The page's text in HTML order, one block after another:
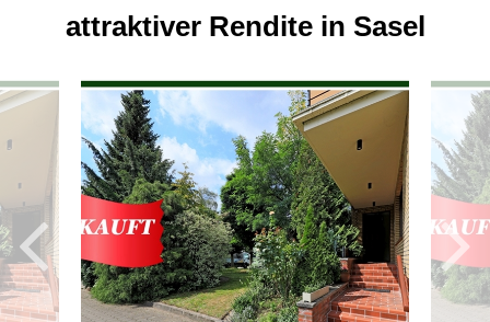
attraktiver Rendite in Sasel